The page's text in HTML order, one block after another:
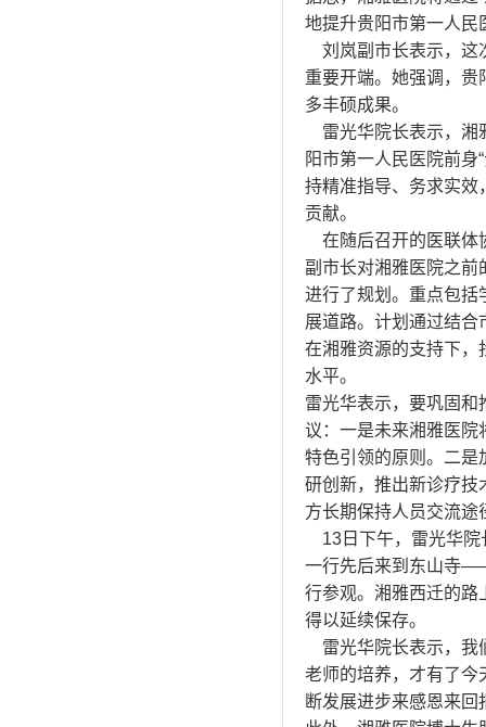
地提升贵阳市第一人民
刘岚副市长表示，这
重要开端。她强调，
多丰硕成果。
雷光华院长表示，湘
阳市第一人民医院前
持精准指导、务求实效
贡献。
在随后召开的医联体
副市长对湘雅医院之
进行了规划。重点包括
展道路。计划通过结
在湘雅资源的支持下，
水平。
雷光华表示，要巩固
议：一是未来湘雅医院
特色引领的原则。二是
研创新，推出新诊疗技
方长期保持人员交流
13日下午，雷光华院
一行先后来到东山寺
行参观。湘雅西迁的路
得以延续保存。
雷光华院长表示，我
老师的培养，才有了今
断发展进步来感恩来回